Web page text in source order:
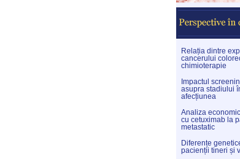
Relația dintre
cancerului
chimioterapie
Impactul
asupra stadiului
afecțiunea
Analiza
cu cetuximab la
metastatic
Diferențe
pacienții tineri și